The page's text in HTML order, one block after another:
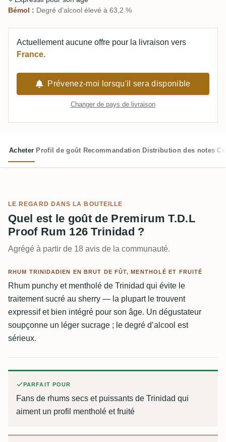
ajouté ».
Bémol : Degré d’alcool élevé à 63,2 %
Actuellement aucune offre pour la livraison vers
France.
Prévenez-moi lorsqu'il sera disponible
Changer de pays de livraison
Acheter Profil de goût Recommandation Distribution des notes
LE REGARD DANS LA BOUTEILLE
Quel est le goût de Premirum T.D.L
Proof Rum 126 Trinidad ?
Agrégé à partir de 18 avis de la communauté.
RHUM TRINIDADIEN EN BRUT DE FÛT, MENTHOLÉ ET FRUITÉ
Rhum punchy et mentholé de Trinidad qui évite le
traitement sucré au sherry — la plupart le trouvent
expressif et bien intégré pour son âge. Un dégustateur
soupçonne un léger sucrage ; le degré d’alcool est
sérieux.
PARFAIT POUR
Fans de rhums secs et puissants de Trinidad qui
aiment un profil mentholé et fruité